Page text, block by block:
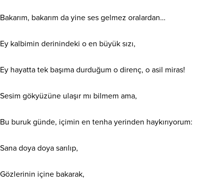
Bakarım, bakarım da yine ses gelmez oralardan…
​Ey kalbimin derinindeki o en büyük sızı,
Ey hayatta tek başıma durduğum o direnç, o asil miras!
Sesim gökyüzüne ulaşır mı bilmem ama,
Bu buruk günde, içimin en tenha yerinden haykırıyorum:
Sana doya doya sarılıp,
Gözlerinin içine bakarak,